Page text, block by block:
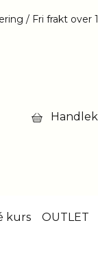
/ Fri frakt over
kurs OUTLET